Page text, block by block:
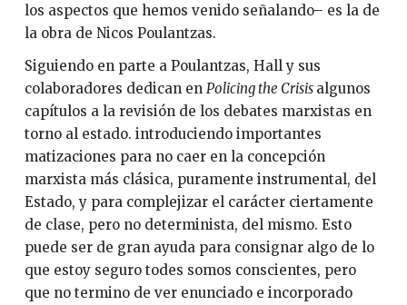
los aspectos que hemos venido señalando– es la de
la obra de Nicos Poulantzas.
Siguiendo en parte a Poulantzas, Hall y sus
colaboradores dedican en Policing the Crisis algunos
capítulos a la revisión de los debates marxistas en
torno al estado. introduciendo importantes
matizaciones para no caer en la concepción
marxista más clásica, puramente instrumental, del
Estado, y para complejizar el carácter ciertamente
de clase, pero no determinista, del mismo. Esto
puede ser de gran ayuda para consignar algo de lo
que estoy seguro todes somos conscientes, pero
que no termino de ver enunciado e incorporado